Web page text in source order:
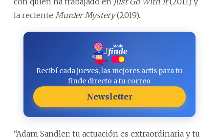
la reciente Murder Mystery(2019).
Recibí cada jueves, las mejores actis para tu
finde directo a tu correo
Newsletter
“Adam Sandler: tu actuación es extraordinaria y tu